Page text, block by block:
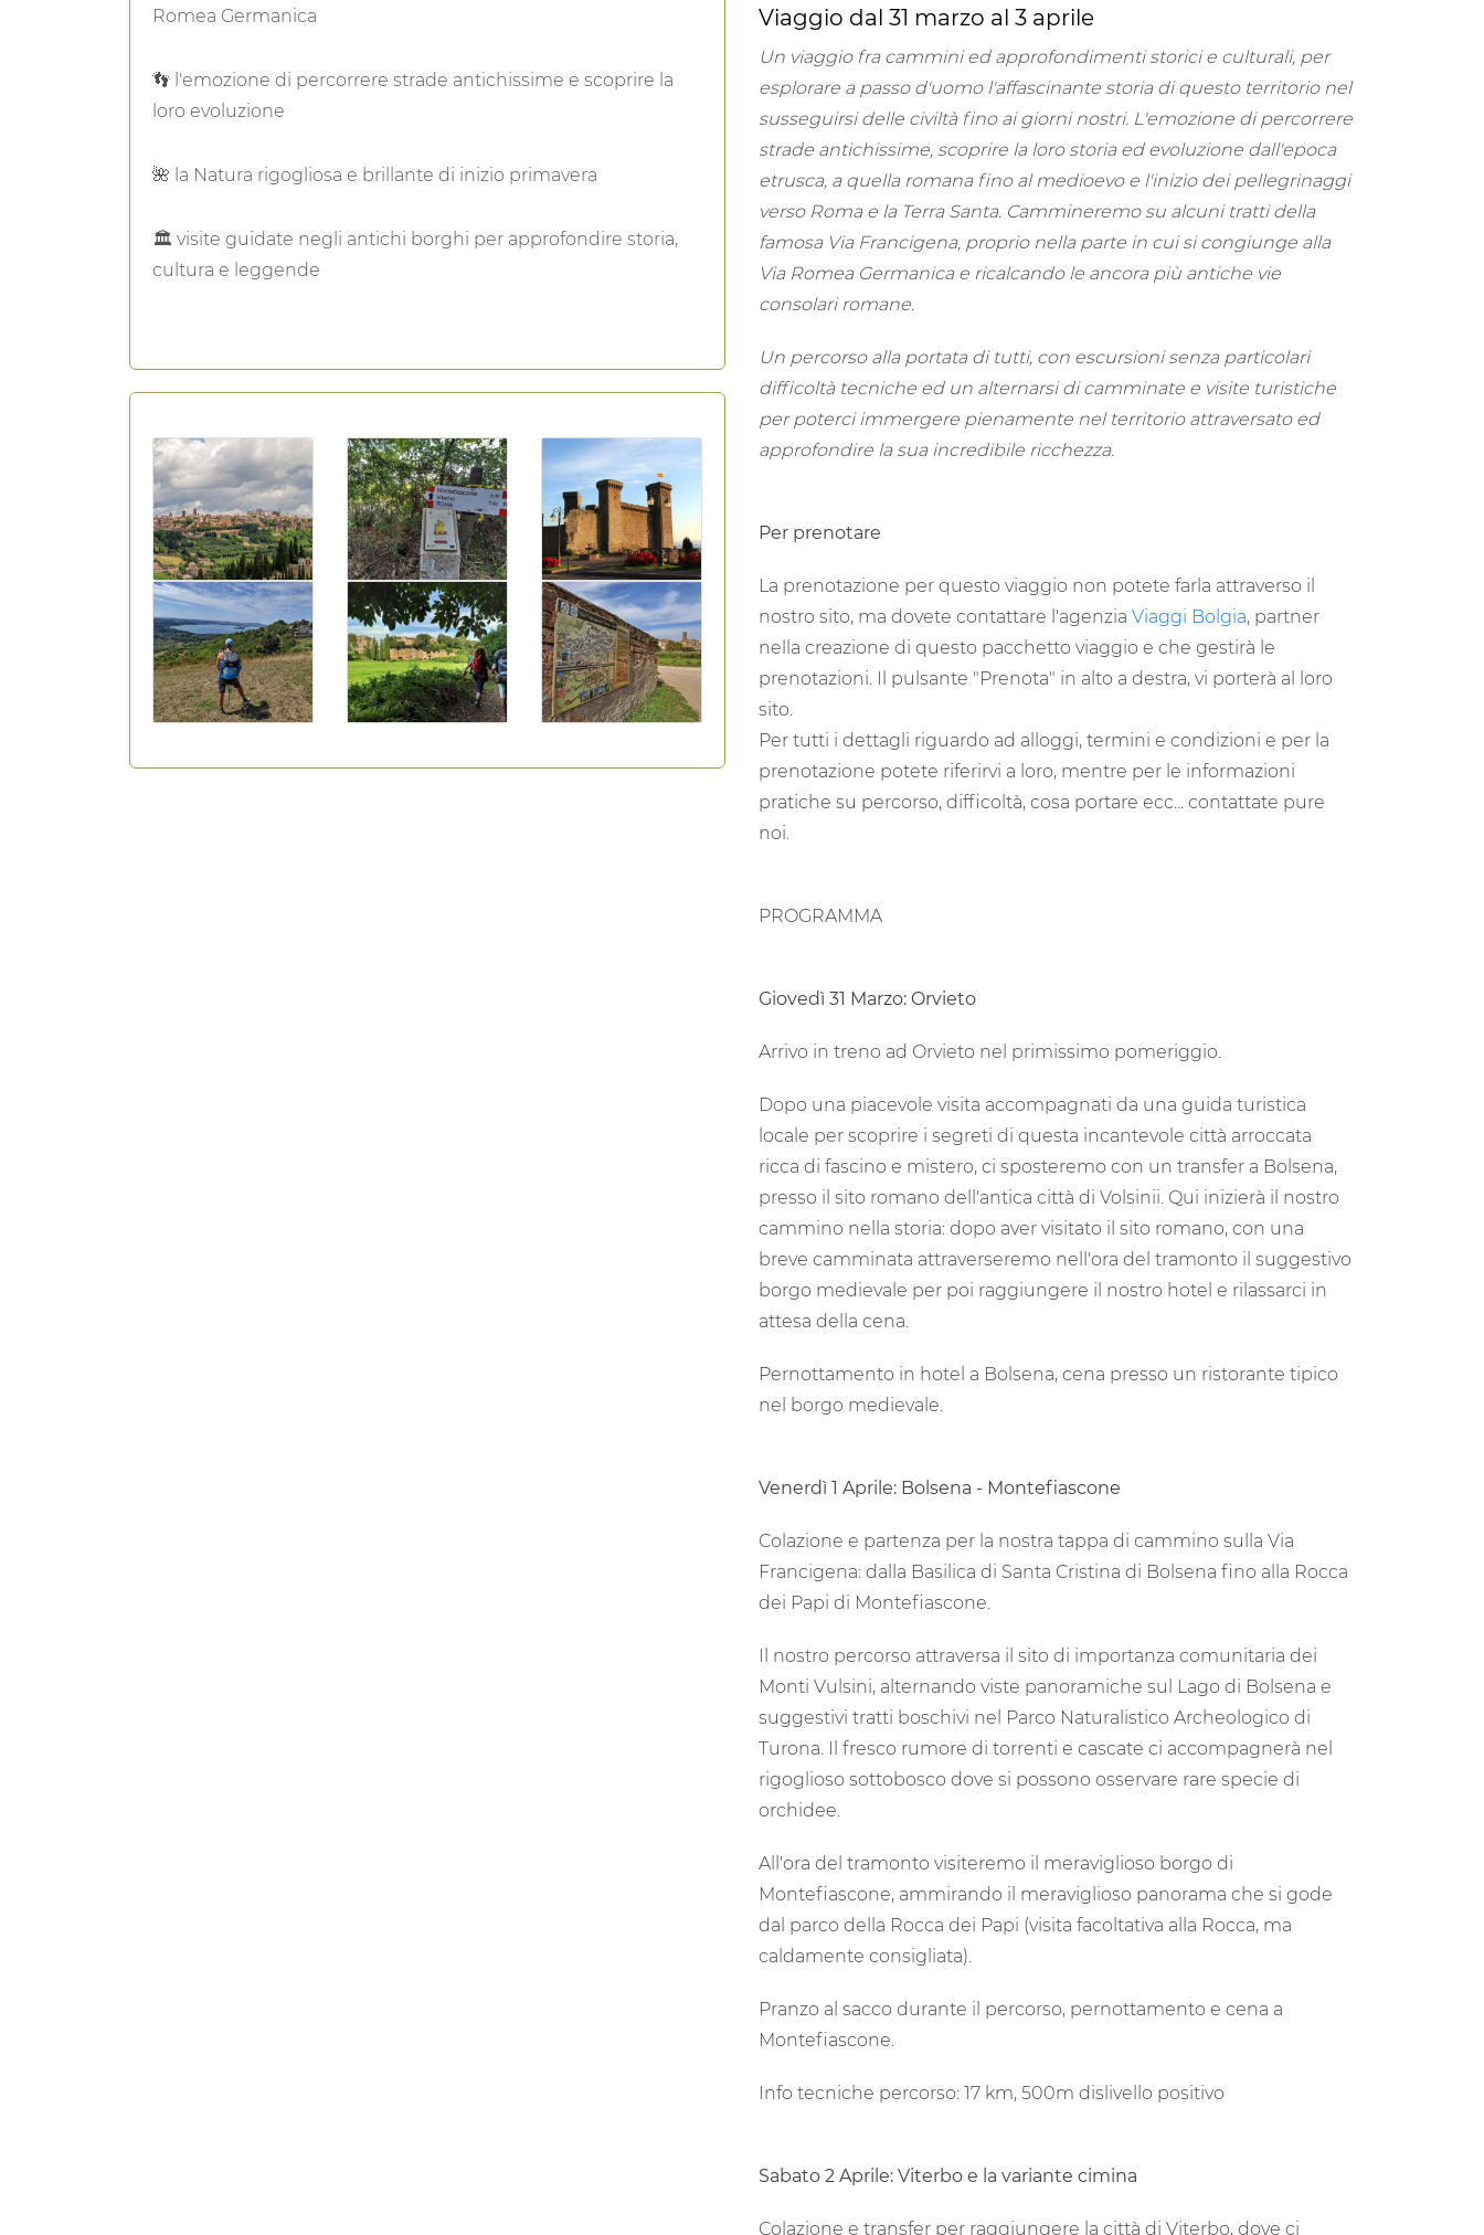
Romea Germanica
👣 l'emozione di percorrere strade antichissime e scoprire la
loro evoluzione
🌺 la Natura rigogliosa e brillante di inizio primavera
🏛 ‍visite guidate negli antichi borghi per approfondire storia,
cultura e leggende
Viaggio dal 31 marzo al 3 aprile
Un viaggio fra cammini ed approfondimenti storici e culturali, per
esplorare a passo d'uomo l'affascinante storia di questo territorio nel
susseguirsi delle civiltà fino ai giorni nostri. L'emozione di percorrere
strade antichissime, scoprire la loro storia ed evoluzione dall'epoca
etrusca, a quella romana fino al medioevo e l'inizio dei pellegrinaggi
verso Roma e la Terra Santa. Cammineremo su alcuni tratti della
famosa Via Francigena, proprio nella parte in cui si congiunge alla
Via Romea Germanica e ricalcando le ancora più antiche vie
consolari romane.
Un percorso alla portata di tutti, con escursioni senza particolari
difficoltà tecniche ed un alternarsi di camminate e visite turistiche
per poterci immergere pienamente nel territorio attraversato ed
approfondire la sua incredibile ricchezza.
Per prenotare
La prenotazione per questo viaggio non potete farla attraverso il
nostro sito, ma dovete contattare l'agenzia Viaggi Bolgia, partner
nella creazione di questo pacchetto viaggio e che gestirà le
prenotazioni. Il pulsante "Prenota" in alto a destra, vi porterà al loro
sito.
Per tutti i dettagli riguardo ad alloggi, termini e condizioni e per la
prenotazione potete riferirvi a loro, mentre per le informazioni
pratiche su percorso, difficoltà, cosa portare ecc... contattate pure
noi.
PROGRAMMA
Giovedì 31 Marzo: Orvieto
Arrivo in treno ad Orvieto nel primissimo pomeriggio.
Dopo una piacevole visita accompagnati da una guida turistica
locale per scoprire i segreti di questa incantevole città arroccata
ricca di fascino e mistero, ci sposteremo con un transfer a Bolsena,
presso il sito romano dell'antica città di Volsinii. Qui inizierà il nostro
cammino nella storia: dopo aver visitato il sito romano, con una
breve camminata attraverseremo nell'ora del tramonto il suggestivo
borgo medievale per poi raggiungere il nostro hotel e rilassarci in
attesa della cena.
Pernottamento in hotel a Bolsena, cena presso un ristorante tipico
nel borgo medievale.
Venerdì 1 Aprile: Bolsena - Montefiascone
Colazione e partenza per la nostra tappa di cammino sulla Via
Francigena: dalla Basilica di Santa Cristina di Bolsena fino alla Rocca
dei Papi di Montefiascone.
Il nostro percorso attraversa il sito di importanza comunitaria dei
Monti Vulsini, alternando viste panoramiche sul Lago di Bolsena e
suggestivi tratti boschivi nel Parco Naturalistico Archeologico di
Turona. Il fresco rumore di torrenti e cascate ci accompagnerà nel
rigoglioso sottobosco dove si possono osservare rare specie di
orchidee.
All'ora del tramonto visiteremo il meraviglioso borgo di
Montefiascone, ammirando il meraviglioso panorama che si gode
dal parco della Rocca dei Papi (visita facoltativa alla Rocca, ma
caldamente consigliata).
Pranzo al sacco durante il percorso, pernottamento e cena a
Montefiascone.
Info tecniche percorso: 17 km, 500m dislivello positivo
Sabato 2 Aprile: Viterbo e la variante cimina
Colazione e transfer per raggiungere la città di Viterbo, dove ci